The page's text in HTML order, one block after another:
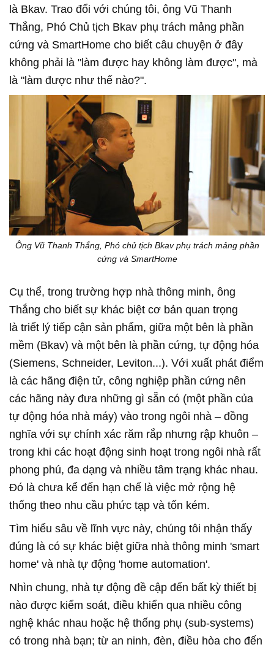
là Bkav. Trao đổi với chúng tôi, ông Vũ Thanh
Thắng, Phó Chủ tịch Bkav phụ trách mảng phần
cứng và SmartHome cho biết câu chuyện ở đây
không phải là "làm được hay không làm được", mà
là "làm được như thế nào?".
Ông Vũ Thanh Thắng, Phó chủ tịch Bkav phụ trách mảng phần
cứng và SmartHome
Cụ thể, trong trường hợp nhà thông minh, ông
Thắng cho biết sự khác biệt cơ bản quan trọng
là triết lý tiếp cận sản phẩm, giữa một bên là phần
mềm (Bkav) và một bên là phần cứng, tự động hóa
(Siemens, Schneider, Leviton...). Với xuất phát điểm
là các hãng điện tử, công nghiệp phần cứng nên
các hãng này đưa những gì sẵn có (một phần của
tự động hóa nhà máy) vào trong ngôi nhà – đồng
nghĩa với sự chính xác răm rắp nhưng rập khuôn –
trong khi các hoạt động sinh hoạt trong ngôi nhà rất
phong phú, đa dạng và nhiều tâm trạng khác nhau.
Đó là chưa kể đến hạn chế là việc mở rộng hệ
thống theo nhu cầu phức tạp và tốn kém.
Tìm hiểu sâu về lĩnh vực này, chúng tôi nhận thấy
đúng là có sự khác biệt giữa nhà thông minh 'smart
home' và nhà tự động 'home automation'.
Nhìn chung, nhà tự động đề cập đến bất kỳ thiết bị
nào được kiểm soát, điều khiển qua nhiều công
nghệ khác nhau hoặc hệ thống phụ (sub-systems)
có trong nhà bạn; từ an ninh, đèn, điều hòa cho đến